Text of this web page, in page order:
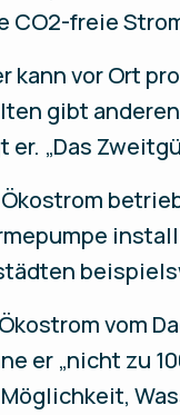
CO2-freie
kann vor Ort
gibt anderen
er. „Das
vom
er „nicht zu